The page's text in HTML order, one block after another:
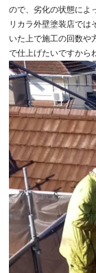
ので、劣化の状態によ
リカラ外壁塗装店では
いた上で施工の回数や
で仕上げたいですから